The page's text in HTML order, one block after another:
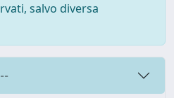
salvo diversa